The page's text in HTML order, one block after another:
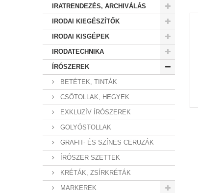
IRATRENDEZÉS, ARCHIVÁLÁS
IRODAI KIEGÉSZÍTŐK
IRODAI KISGÉPEK
IRODATECHNIKA
ÍRÓSZEREK
BETÉTEK, TINTÁK
CSŐTOLLAK, HEGYEK
EXKLUZÍV ÍRÓSZEREK
GOLYÓSTOLLAK
GRAFIT- ÉS SZÍNES CERUZÁK
ÍRÓSZER SZETTEK
KRÉTÁK, ZSÍRKRÉTÁK
MARKEREK